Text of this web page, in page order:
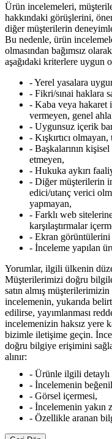
Ürün incelemeleri,
hakkındaki görüşlerini,
diğer müşterilerin
Bu nedenle, ürün
olmasından bağımsız
aşağıdaki kriterlere uygun
- Yerel yasalara
- Fikri/sınai haklara
- Kaba veya hakaret
vermeyen, genel
- Uygunsuz içerik
- Kışkırtıcı
- Başkalarının
etmeyen,
- Hukuka aykırı
- Diğer müşterilerin
edici/utanç verici
yapmayan,
- Farklı web
karşılaştırmalar
- Ekran görüntülerini
- İnceleme yapılan
Yorumlar, ilgili ülkenin
Müşterilerimizi doğru
satın almış
incelemenin, yukarıda
edilirse, yayımlanması
incelemenizin haksız yere
bizimle iletişime geçin.
doğru bilgiye erişimini
alınır:
- Ürünle ilgili
- İncelemenin
- Görsel içermesi,
- İncelemenin yakın
- Özellikle aranan